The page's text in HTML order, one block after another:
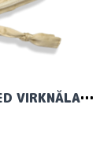
LANTERN MOON RADIANCE - SET MED VIRKNÅLAR (6 ST)